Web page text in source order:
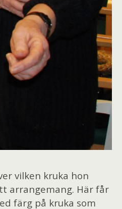
vilken kruka hon
arrangemang. Här får
färg på kruka som